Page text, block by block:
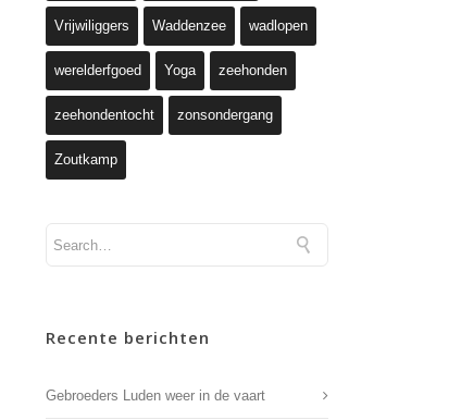
Vrijwiliggers Waddenzee wadlopen
werelderfgoed Yoga zeehonden
zeehondentocht zonsondergang
Zoutkamp
Recente berichten
Gebroeders Luden weer in de vaart